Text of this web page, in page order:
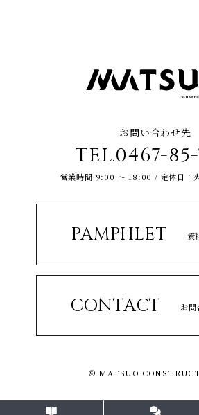
お問い合わせ先
TEL.0467-85-
営業時間 9:00 ～ 18:00 / 定休日：
PAMPHLET 資
CONTACT お問
© MATSUO